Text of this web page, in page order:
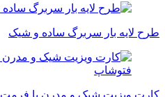
طرح لایه بار سربرگ ساده و شیک